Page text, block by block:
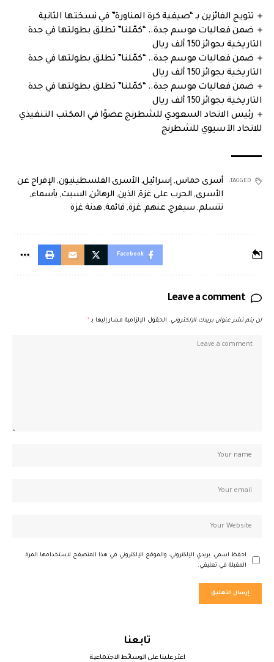
تتويج الفائزين بـ “صيفية كرة المناورة” في نسختها الثانية
ضمن فعاليات موسم جدة.. “كمّلنا” تطلق بطولتها في جدة
التاريخية بجوائز 150 ألف ريال
ضمن فعاليات موسم جدة.. “كمّلنا” تطلق بطولتها في جدة
التاريخية بجوائز 150 ألف ريال
ضمن فعاليات موسم جدة.. “كمّلنا” تطلق بطولتها في جدة
التاريخية بجوائز 150 ألف ريال
رئيس الاتحاد السعودي للشطرنج عضوًا في المكتب التنفيذي
للاتحاد الآسيوي للشطرنج
TAGGED: أسرى حماس, إسرائيل, الأسرى الفلسطينيون, الإفراج عن
الأسرى, الحرب على غزة, الذين, الرهائن, السبت, بأسماء,
تتسلم, سيفرج, عنهم, غزة, قائمة, هدنة غزة
Facebook
Leave a comment
لن يتم نشر عنوان بريدك الإلكتروني. الحقول الإلزامية مشار إليها بـ *
احفظ اسمي، بريدي الإلكتروني، والموقع الإلكتروني في هذا المتصفح لاستخدامها المرة
المقبلة في تعليقي.
تابعنا
اعثر علينا على الوسائط الاجتماعية